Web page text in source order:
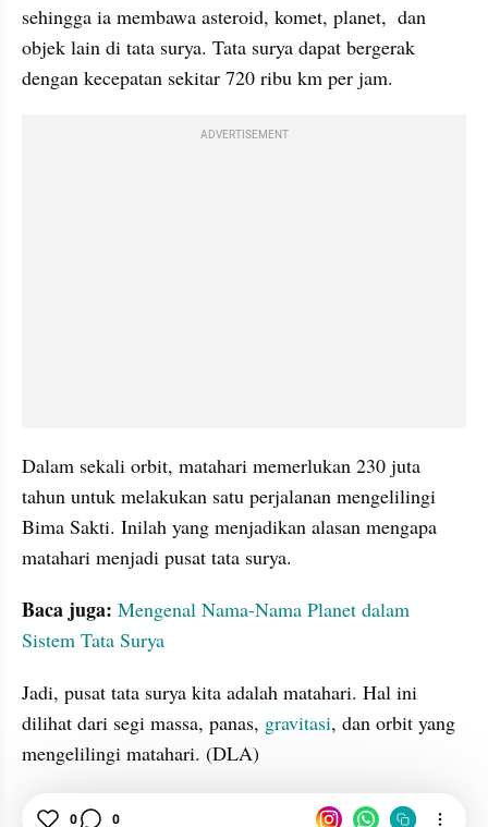
sehingga ia membawa asteroid, komet, planet,  dan
objek lain di tata surya. Tata surya dapat bergerak
dengan kecepatan sekitar 720 ribu km per jam.
ADVERTISEMENT
Dalam sekali orbit, matahari memerlukan 230 juta
tahun untuk melakukan satu perjalanan mengelilingi
Bima Sakti. Inilah yang menjadikan alasan mengapa
matahari menjadi pusat tata surya.
Baca juga: Mengenal Nama-Nama Planet dalam
Sistem Tata Surya
Jadi, pusat tata surya kita adalah matahari. Hal ini
dilihat dari segi massa, panas, gravitasi, dan orbit yang
mengelilingi matahari. (DLA)
Tata Surya
0 0